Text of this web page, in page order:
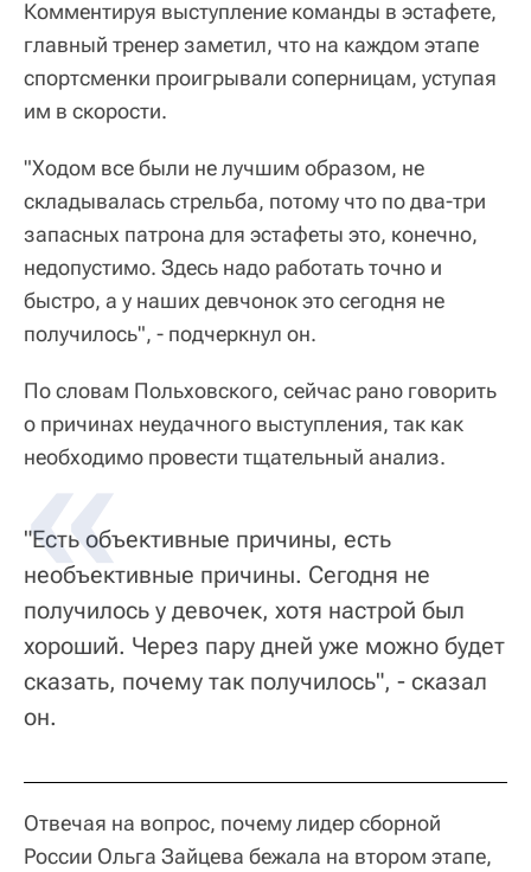
Комментируя выступление команды в эстафете,
главный тренер заметил, что на каждом этапе
спортсменки проигрывали соперницам, уступая
им в скорости.
"Ходом все были не лучшим образом, не
складывалась стрельба, потому что по два-три
запасных патрона для эстафеты это, конечно,
недопустимо. Здесь надо работать точно и
быстро, а у наших девчонок это сегодня не
получилось", - подчеркнул он.
По словам Польховского, сейчас рано говорить
о причинах неудачного выступления, так как
необходимо провести тщательный анализ.
"Есть объективные причины, есть
необъективные причины. Сегодня не
получилось у девочек, хотя настрой был
хороший. Через пару дней уже можно будет
сказать, почему так получилось", - сказал
он.
Отвечая на вопрос, почему лидер сборной
России Ольга Зайцева бежала на втором этапе,